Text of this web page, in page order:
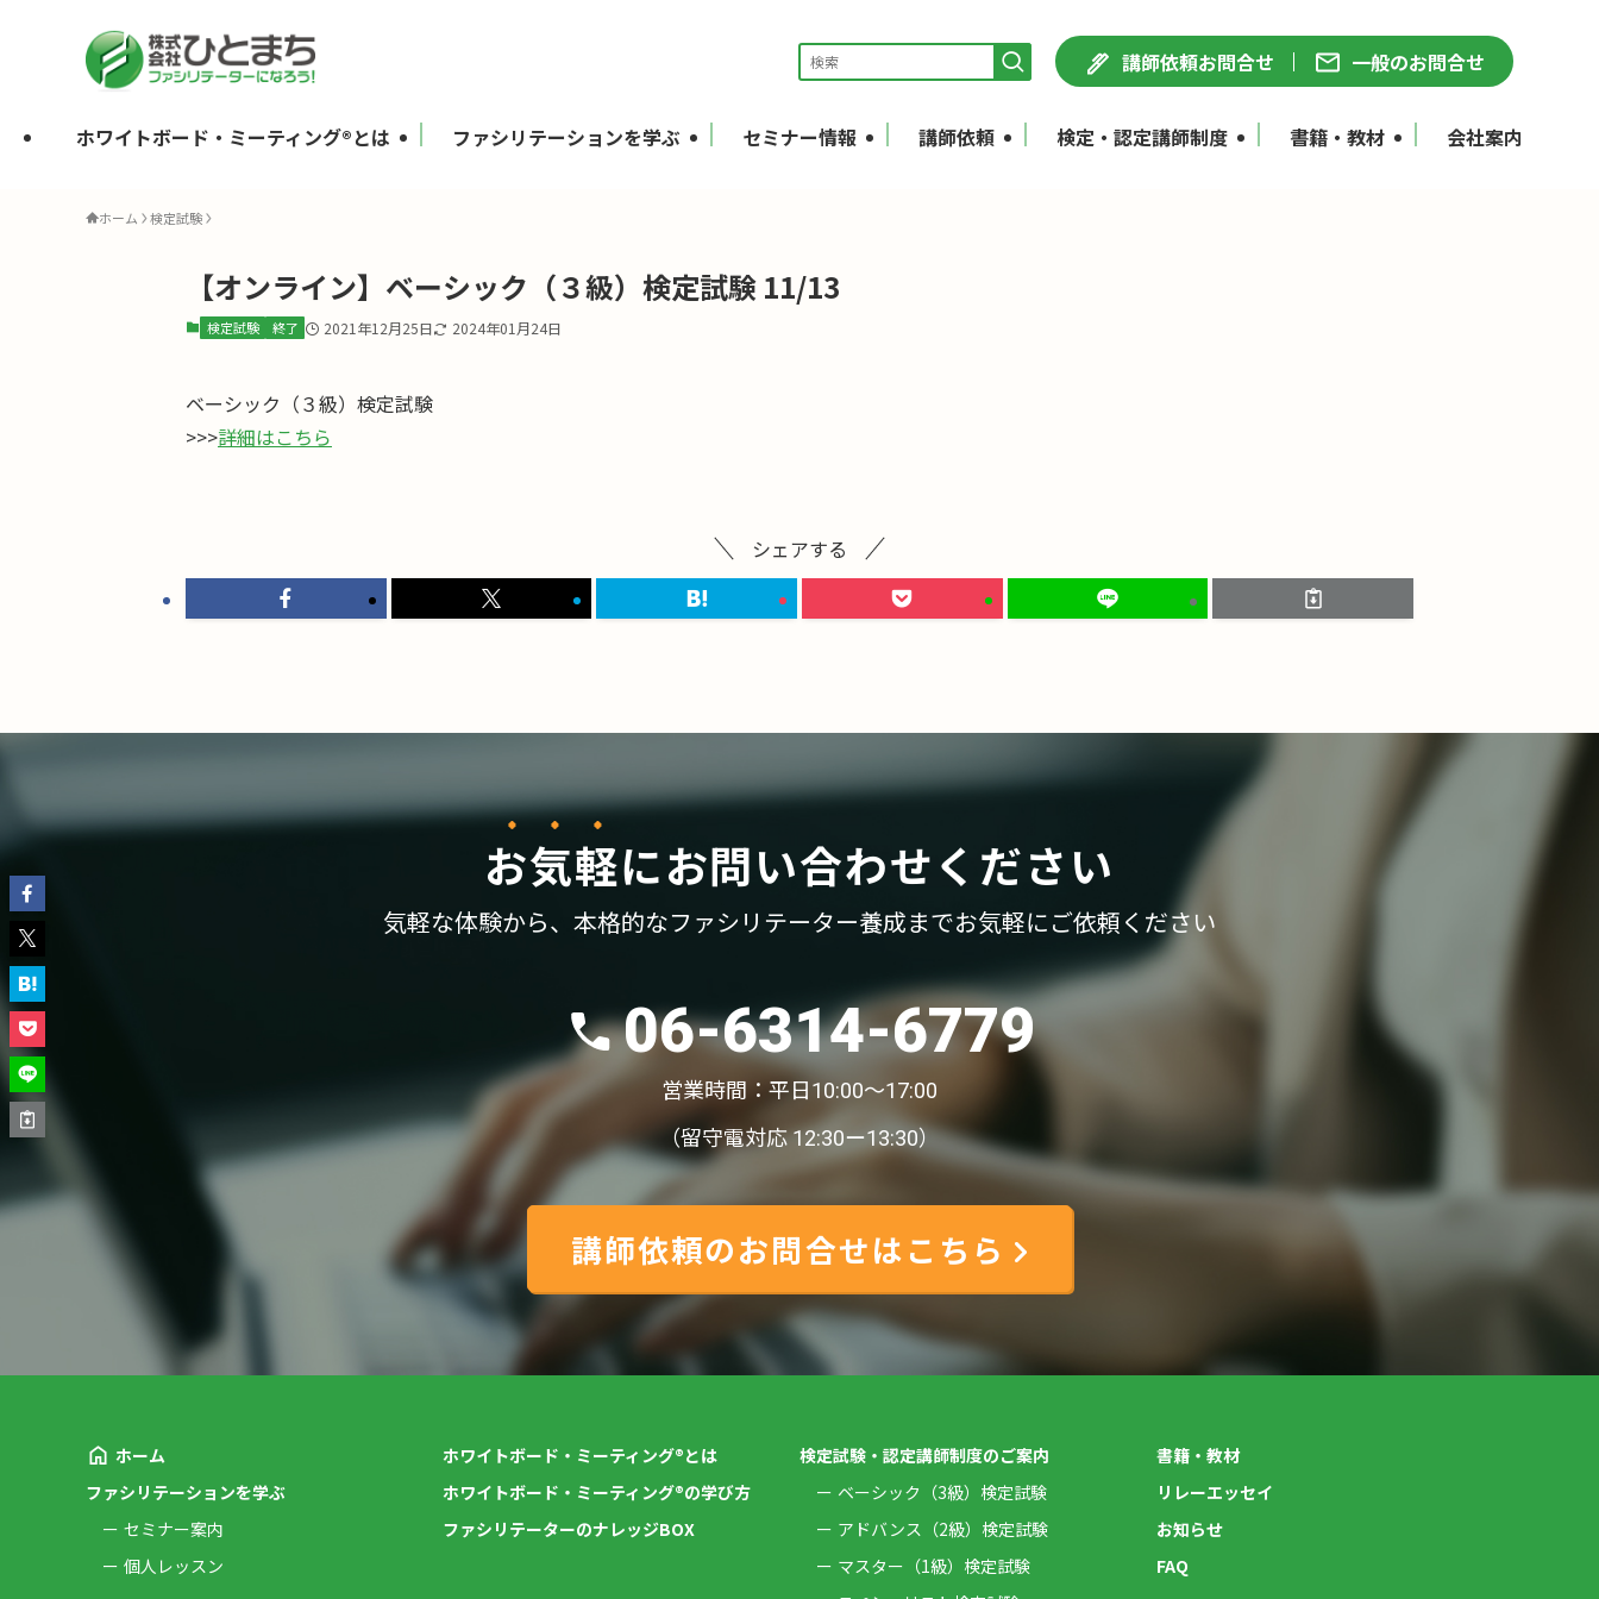
講師依頼お問合せ 一般のお問合せ
ホワイトボード・ミーティング®とは ファシリテーションを学ぶ セミナー情報 講師依頼 検定・認定講師制度 書籍・教材 会社案内
ホーム 検定試験
【オンライン】ベーシック（３級）検定試験 11/13
検定試験 終了 2021年12月25日 2024年01月24日
ベーシック（３級）検定試験
>>>詳細はこちら
シェアする
お気軽にお問い合わせください
気軽な体験から、 本格的なファシリテーター養成までお気軽にご依頼ください
06-6314-6779
営業時間：平日10:00〜17:00
（留守電対応 12:30ー13:30）
講師依頼のお問合せはこちら
ホーム
ファシリテーションを学ぶ
セミナー案内
個人レッスン
ホワイトボード・ミーティング®とは
ホワイトボード・ミーティング®の学び方
ファシリテーターのナレッジBOX
検定試験・認定講師制度のご案内
ベーシック（3級）検定試験
アドバンス（2級）検定試験
マスター（1級）検定試験
書籍・教材
リレーエッセイ
お知らせ
FAQ